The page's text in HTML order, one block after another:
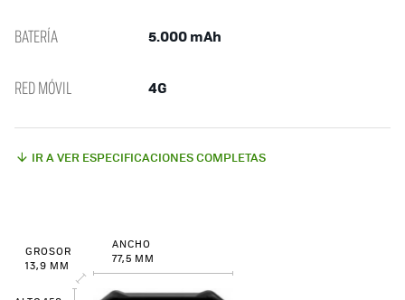
BATERÍA 5.000 mAh
RED MÓVIL 4G
IR A VER ESPECIFICACIONES COMPLETAS
GROSOR
13,9 MM
ANCHO
77,5 MM